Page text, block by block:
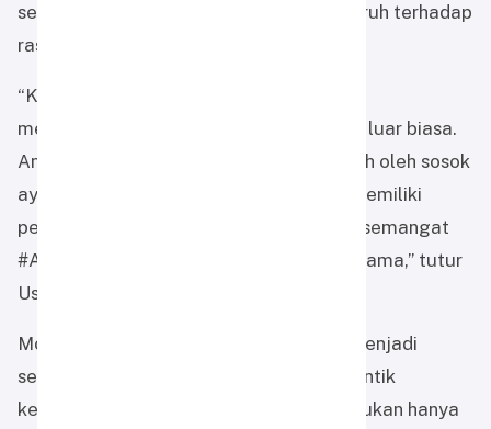
secara emosional, tetapi juga berpengaruh terhadap
rasa percaya diri anak.
“Kehadiran ayah di hari pertama sekolah
memberikan penguatan emosional yang luar biasa.
Anak merasa dicintai dan didukung penuh oleh sosok
ayah, yang selama ini sering dianggap memiliki
peran terbatas di ranah domestik. Inilah semangat
#AyahHebat yang ingin kita bangun bersama,” tutur
Ust. Firman.
Momentum ini diharapkan tidak hanya menjadi
seremonial tahunan, tetapi dapat memantik
kesadaran bersama bahwa pendidikan bukan hanya